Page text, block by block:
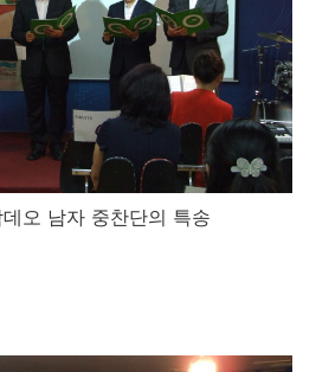
오 남자 중찬단의 특송